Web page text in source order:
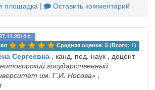
площадка | Оставить комментарий
г.
Средняя оценка: 5 (Всего: 1)
Сергеевна , канд. пед. наук , доцент
государственный
им. Г.И. Носова» ,